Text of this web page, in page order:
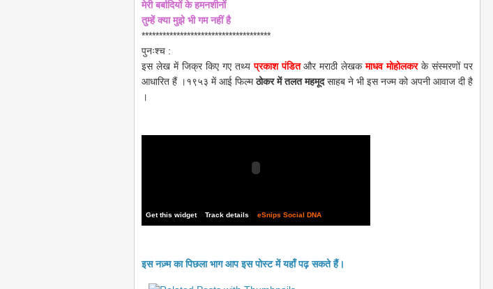
मेरी बर्बादियों के हमनशीनों
तुम्हें क्या मुझे भी गम नहीं है
*************************************
पुनःश्च :
इस लेख में जिक्र किए गए तथ्यप्रकाश पंडितऔर मराठी लेखक माधव मोहोलकरके संस्मरणों पर
आधारित हैं ।१९५३ में आई फिल्मठोकर में तलत महमूदसाहब ने भी इस नज्म को अपनी आवाज दी है
।
Get this widget Track details eSnips Social DNA
इस नज़्म का पिछला भाग आप इस पोस्ट में यहाँ पढ़ सकते हैं।